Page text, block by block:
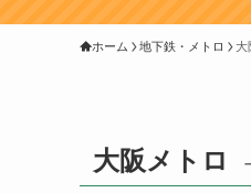
ホーム 地下鉄・メトロ 大
大阪メトロ